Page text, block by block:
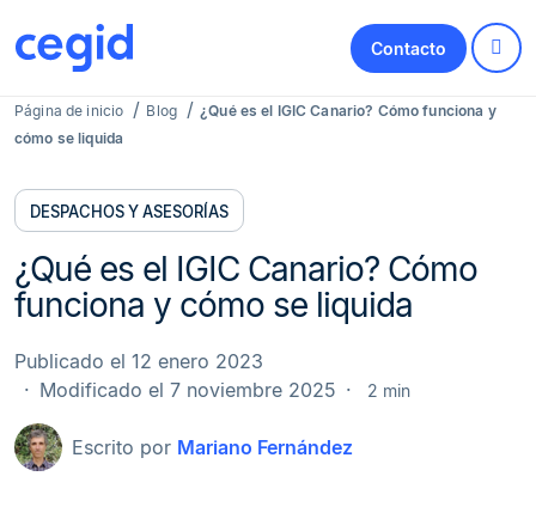
Contacto
Página de inicio Blog
¿Qué es el IGIC Canario? Cómo funciona y
cómo se liquida
DESPACHOS Y ASESORÍAS
¿Qué es el IGIC Canario? Cómo
funciona y cómo se liquida
Escrito por Mariano Fernández
Publicado el 12 enero 2023
Modificado el 7 noviembre 2025
2 min